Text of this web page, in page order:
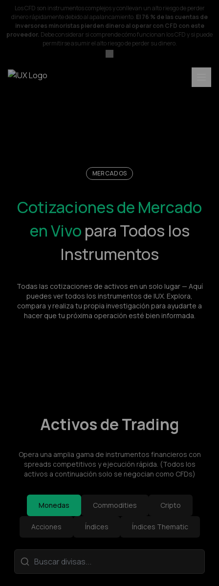
Los CFD son instrumentos complejos y conllevan un alto riesgo de perder
dinero rápidamente debido al apalancamiento. El 76 % de las cuentas de
inversores minoristas pierden dinero al operar con CFD con este
proveedor. Debe considerar si comprende cómo funcionan los CFD y si puede
permitirse asumir el alto riesgo de perder su dinero.
MERCADOS
Cotizaciones de Mercado
en Vivo para Todos los
Instrumentos
Todas las cotizaciones de activos en un solo lugar — Aquí
puedes ver todos los instrumentos de IUX. Explora,
compara y realiza tu propia investigación para ayudarte a
hacer que tu próxima operación esté bien informada.
Activos de Trading
Opera una amplia gama de instrumentos financieros con
spreads competitivos y ejecución rápida. (Todos los
activos a continuación solo se negocian como CFDs)
Monedas Commodities Cripto
Acciones Índices Índices Thematic